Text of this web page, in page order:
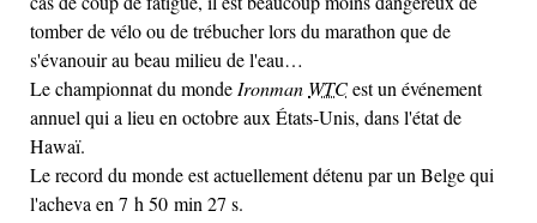
tomber de vélo ou de trébucher lors du marathon que de
s'évanouir au beau milieu de l'eau…
Le championnat du monde Ironman WTCest un événement
annuel qui a lieu en octobre aux États-Unis, dans l'état de
Hawaï.
Le record du monde est actuellement détenu par un Belge qui
l'acheva en 7 h 50 min 27 s.